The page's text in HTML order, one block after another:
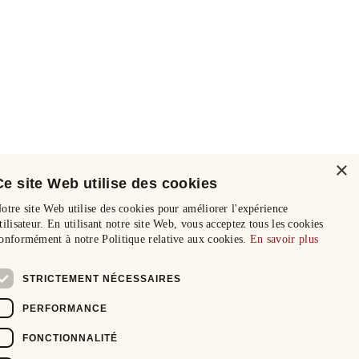
×
site Web utilise des cookies
site Web utilise des cookies pour améliorer l'expérience
En utilisant notre site Web, vous acceptez tous les cookies
à notre Politique relative aux cookies. En savoir plus
STRICTEMENT NÉCESSAIRES
PERFORMANCE
FONCTIONNALITÉ